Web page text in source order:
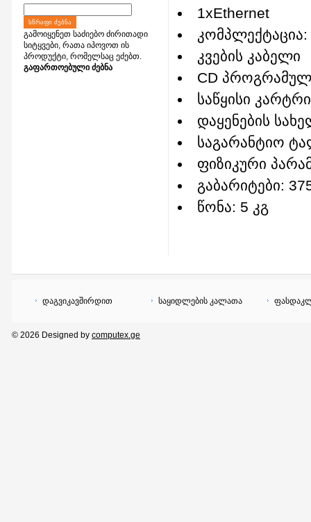
ᲡᲬᲠᲐᲤᲘ ᲫᲔᲑᲜᲐ
გამოიყენეთ საძიებო ძირითადი
სიტყვები, რათა იპოვოთ ის
პროდუქტი, რომელსაც ეძებთ.
გაფართოებული ძებნა
1xEthernet
კომპლექტაცია:
კვების კაბელი
CD
საწყისი
დაყენების
საგარანტიო
ფიზიკური
გაბარიტები:
წონა: 5 კგ
დაგვიკავშირდით საყიდლების კალათა
© 2026 Designed by computex.ge